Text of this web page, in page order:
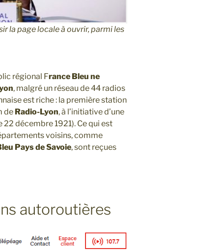
la page locale à ouvrir, parmi les
régional France Bleu ne
, malgré un réseau de 44 radios
est riche : la première station
de Radio-Lyon, à l’initiative d’une
décembre 1921). Ce qui est
voisins, comme
Pays de Savoie, sont reçues
autoroutières